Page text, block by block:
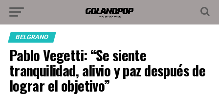
BELGRANO
Pablo Vegetti: “Se siente
tranquilidad, alivio y paz después de
lograr el objetivo”